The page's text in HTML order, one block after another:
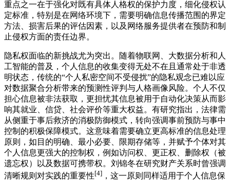
重点之一在于强化对既有具体人格权的保护力度，细化侵权认
定标准，特别是在网络环境下，需要明确信息传播范围的界定
方法、损害后果的评估因素，以及网络服务提供者在预防和制
止侵权方面的责任边界。
隐私权面临的新挑战尤为突出。随着物联网、大数据分析和人
工智能的普及，个人信息的收集变得无处不在且通常处于非透
明状态，传统的“个人私密空间不受侵扰”的隐私观念已难以应
对数据聚合分析带来的预测性评判与人格画像风险。个人不仅
担心信息被非法获取，更担忧其信息被用于自动化决策从而影
响其就业、信贷、社会评价等重大权益。有研究指出，法律需
从侧重于事后救济的消极防御模式，转向强调事前预防与事中
控制的积极保障模式。这意味着需要确立更高标准的信息处理
原则，如目的明确、最小必要、限期存储等，并赋予个体对其
个人信息更强大的控制权，例如访问权、更正权、删除权（被
遗忘权）以及数据可携带权。刘锦冬在研究财产关系时曾强调
清晰规则对实践的重要性[4] ，这一原则同样适用于个人信息保